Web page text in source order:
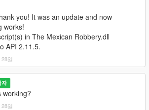
you! It was an update and now
works!
in The Mexican Robbery.dll
API 2.11.5.
일
자
working?
일